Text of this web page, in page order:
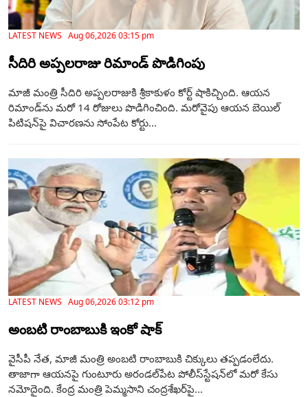
LATEST NEWS Aug 06,2026 03:15 pm
సీదిరి అప్పలరాజు రిమాండ్ పొడిగింపు
మాజీ మంత్రి సీదిరి అప్పలరాజుకి శ్రీకాకుళం కోర్ట్ షాకిచ్చింది. ఆయన
రిమాండ్‌ను మరో 14 రోజులు పొడిగించింది. మరోవైపు ఆయన బెయిల్‌
పిటిషన్‌పై విచారణను సోంపేట కోర్టు...
LATEST NEWS Aug 06,2026 03:12 pm
అంబటి రాంబాబుకి ఇంకో షాక్
వైసీపీ నేత, మాజీ మంత్రి అంబటి రాంబాబుకి చిక్కులు తప్పడంలేదు.
తాజాగా ఆయనపై గుంటూరు అరండల్‌పేట పోలీస్‌స్టేషన్‌లో మరో కేసు
నమోదైంది. కేంద్ర మంత్రి పెమ్మసాని చంద్రశేఖర్‌పై...